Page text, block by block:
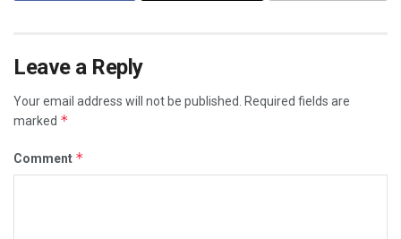
Leave a Reply
Your email address will not be published.
Required fields are
marked *
Comment *